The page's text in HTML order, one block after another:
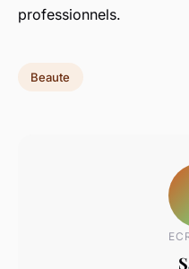
professionnels.
Beaute